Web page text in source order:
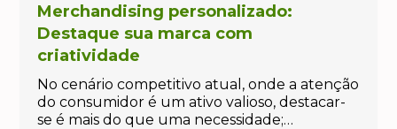
Merchandising personalizado:
Destaque sua marca com
criatividade
No cenário competitivo atual, onde a atenção
do consumidor é um ativo valioso, destacar-
se é mais do que uma necessidade;…